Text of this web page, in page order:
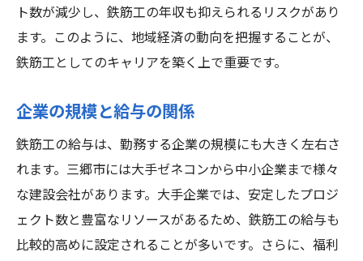
ト数が減少し、鉄筋工の年収も抑えられるリスクがあり
ます。このように、地域経済の動向を把握することが、
鉄筋工としてのキャリアを築く上で重要です。
企業の規模と給与の関係
鉄筋工の給与は、勤務する企業の規模にも大きく左右さ
れます。三郷市には大手ゼネコンから中小企業まで様々
な建設会社があります。大手企業では、安定したプロジ
ェクト数と豊富なリソースがあるため、鉄筋工の給与も
比較的高めに設定されることが多いです。さらに、福利